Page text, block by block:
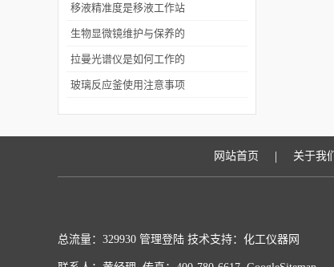
染有哪些措施
移液精准度是移液工作站
重要的技术指标
生物显微镜维护与保养的
基本要求
拉曼光谱仪是如何工作的
你知道吗？
玻璃反应釜使用注意事项
网站首页 | 关于我们
总流量：329930 管理登陆 技术支持：化工仪器网